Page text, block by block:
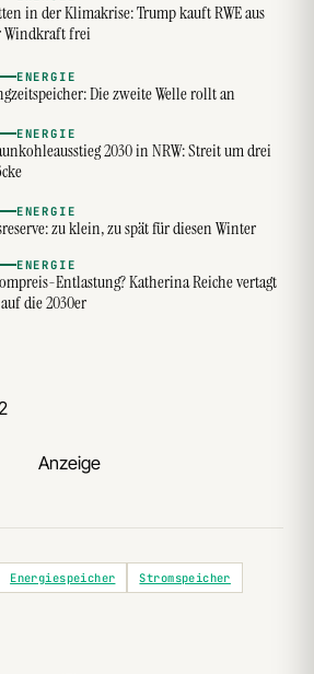
in der Klimakrise: Trump kauft RWE aus
Windkraft frei
ENERGIE
Die zweite Welle rollt an
ENERGIE
2030 in NRW: Streit um drei
ENERGIE
zu klein, zu spät für diesen Winter
ENERGIE
Entlastung? Katherina Reiche vertagt
die 2030er
Anzeige
Energiespeicher Stromspeicher